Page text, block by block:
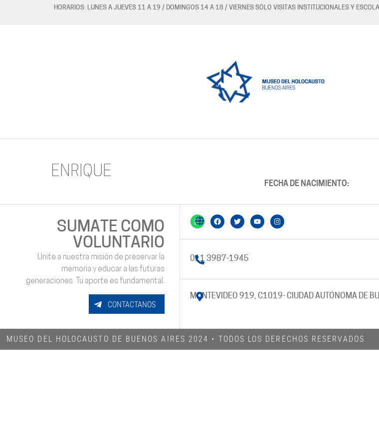
HORARIOS: LUNES A JUEVES 11 A 19 / DOMINGOS 14 A 18 / VIERNES SÓLO VISITAS INSTITUCIONALES Y
ENRIQUE
FECHA DE NACIMIENTO:
SUMATE COMO
VOLUNTARIO
Unite a nuestra misión de preservar la
memoria y educar a las futuras
generaciones. Tu aporte es fundamental.
CONTACTANOS
011 3987-1945
MONTEVIDEO 919, C1019- CIUDAD AUTÓNOMA DE
MUSEO DEL HOLOCAUSTO DE BUENOS AIRES 2024​ • TODOS LOS DERECHOS RESERVADOS